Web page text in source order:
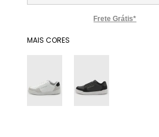
Frete Grátis*
MAIS CORES